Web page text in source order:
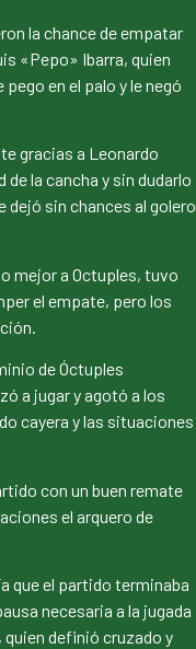
la chance de empatar
«Pepo» Ibarra, quien
en el palo y le negó
gracias a Leonardo
la cancha y sin dudarlo
dejó sin chances al golero
mejor a Octuples, tuvo
el empate, pero los
de Óctuples
a jugar y agotó a los
cayera y las situaciones
con un buen remate
el arquero de
que el partido terminaba
necesaria a la jugada
quien definió cruzado y